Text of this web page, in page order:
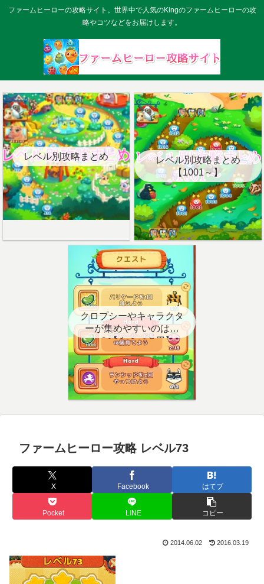
ファームヒーローの攻略サイト。世界中で人気のKingのファームヒーローの攻
略やコツなどをお届けします。
レベル別攻略まとめ
レベル別攻略まとめ
【1001～】
クロプシーやキャラクタ
ーが集めやすいのはど
こ？【クエスト用】
ファームヒーロー攻略 レベル73
X Facebook はてブ
Pocket LINE コピー
2014.06.02 2016.03.19